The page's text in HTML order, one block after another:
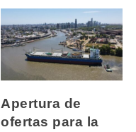
Apertura de
ofertas para la